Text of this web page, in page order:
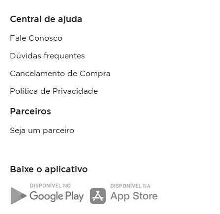
Central de ajuda
Fale Conosco
Dúvidas frequentes
Cancelamento de Compra
Política de Privacidade
Parceiros
Seja um parceiro
Baixe o aplicativo